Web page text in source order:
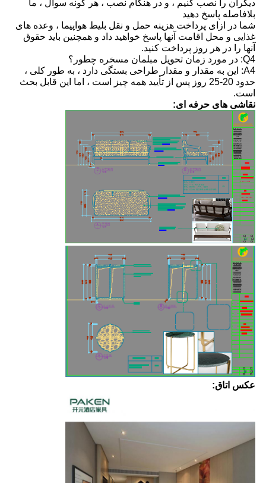
دیگران را نصب کنیم ، و در هنگام نصب ، هر گونه سوال ، ما
بلافاصله پاسخ دهید
شما در ازای پرداخت هزینه حمل و نقل بلیط هواپیما ، وعده های
غذایی و محل اقامت آنها پاسخ خواهید داد و همچنین باید حقوق
آنها را در هر روز پرداخت کنید.
Q4: در مورد زمان تحویل مبلمان مسخره چطور؟
A4: این به مقدار و مقدار طراحی بستگی دارد ، به طور کلی ،
حدود 20-25 روز پس از تأیید همه چیز است ، اما این قابل بحث
است.
نقاشی های حرفه ای:
عکس اتاق: